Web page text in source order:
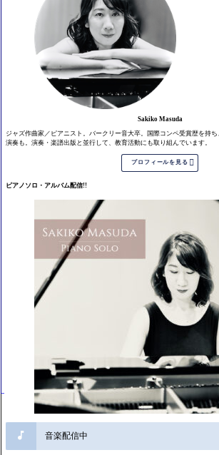
Sakiko Masuda
ジャズ作曲家／ピアニスト。バークリー音大卒。国際コンペ受賞歴を持
演奏も。演奏・楽譜出版と並行して、教育活動にも取り組んでいます。
プロフィールを見る 
ピアノソロ・アルバム配信!!
音楽配信中